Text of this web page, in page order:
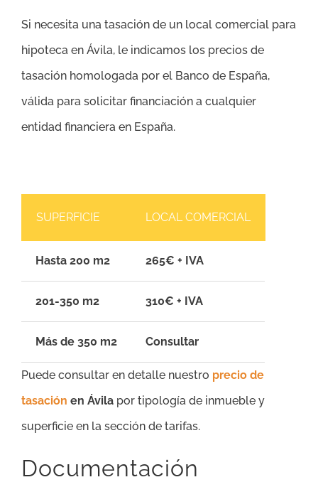
Si necesita una tasación de un local comercial para
hipoteca en Ávila, le indicamos los precios de
tasación homologada por el Banco de España,
válida para solicitar financiación a cualquier
entidad financiera en España.
SUPERFICIE LOCAL COMERCIAL
Hasta 200 m2 265€ + IVA
201-350 m2 310€ + IVA
Más de 350 m2 Consultar
Puede consultar en detalle nuestro precio de
tasación en Ávila por tipología de inmueble y
superficie en la sección de tarifas.
Documentación